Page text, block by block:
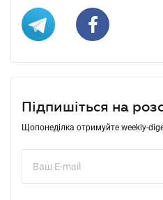
Підпишіться на
Щопонеділка отримуйте weekly-